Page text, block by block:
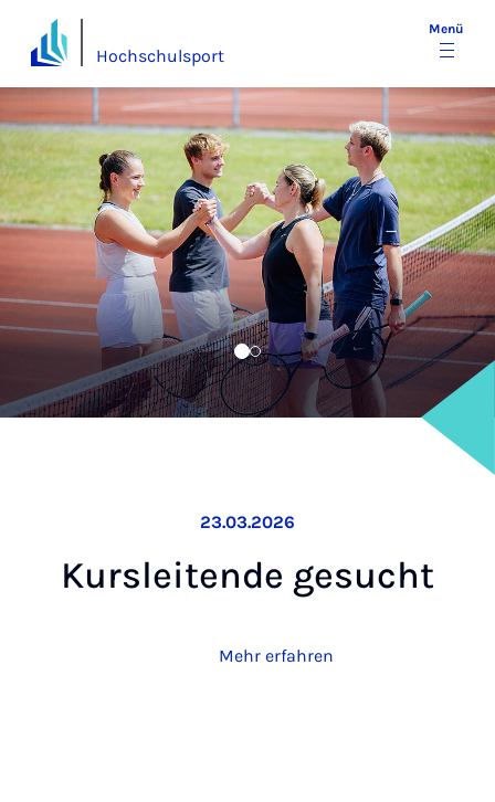
Hochschulsport
Menü
23.03.2026
Kurs­lei­ten­de ge­sucht
Mehr erfahren